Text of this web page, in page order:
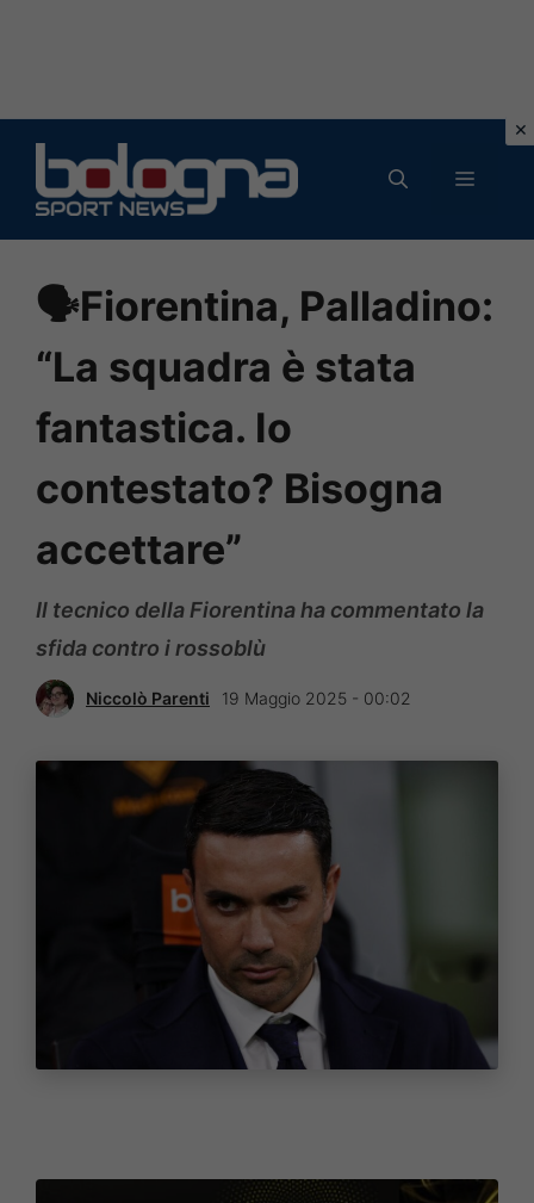
contenuto
MENU
🗣️Fiorentina, Palladino:
“La squadra è stata
fantastica. Io
contestato? Bisogna
accettare”
Il tecnico della Fiorentina ha commentato la
sfida contro i rossoblù
Niccolò Parenti 19 Maggio 2025 - 00:02